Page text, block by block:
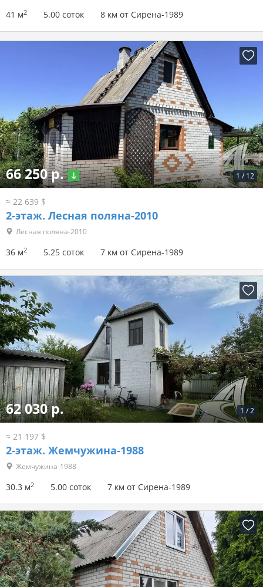
41 м2 5.00 соток 8 км от Сирена-1989
1 / 12
66 250 р.
≈ 22 639 $
2-этаж. Лесная поляна-2010
Лесная поляна-2010
36 м2 5.25 соток 7 км от Сирена-1989
1 /2
62 030 р.
≈ 21 197 $
2-этаж. Жемчужина-1988
Жемчужина-1988
30.3 м2 5.00 соток 7 км от Сирена-1989